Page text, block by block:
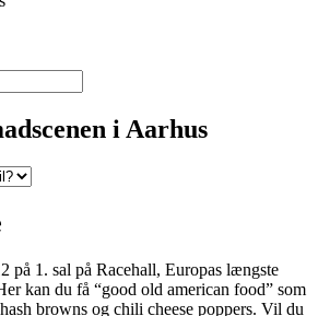
i Aarhus
på 1. sal på Racehall, Europas længste
kan du få “good old american food” som
browns og chili cheese poppers. Vil du